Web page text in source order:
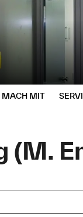
MACH MIT
(M.